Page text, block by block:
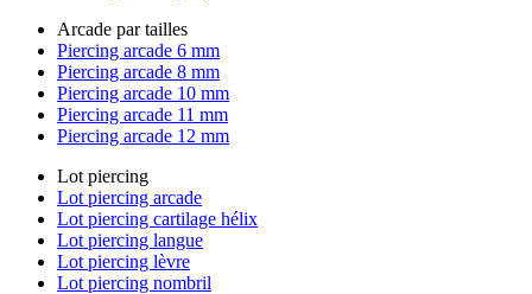
Arcade par tailles
Piercing arcade 6 mm
Piercing arcade 8 mm
Piercing arcade 10 mm
Piercing arcade 11 mm
Piercing arcade 12 mm
Lot piercing
Lot piercing arcade
Lot piercing cartilage hélix
Lot piercing langue
Lot piercing lèvre
Lot piercing nombril